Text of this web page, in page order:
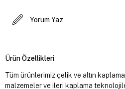
Yorum Yaz
Ürün Özellikleri
Tüm ürünlerimiz çelik ve altın
malzemeler ve ileri kaplama